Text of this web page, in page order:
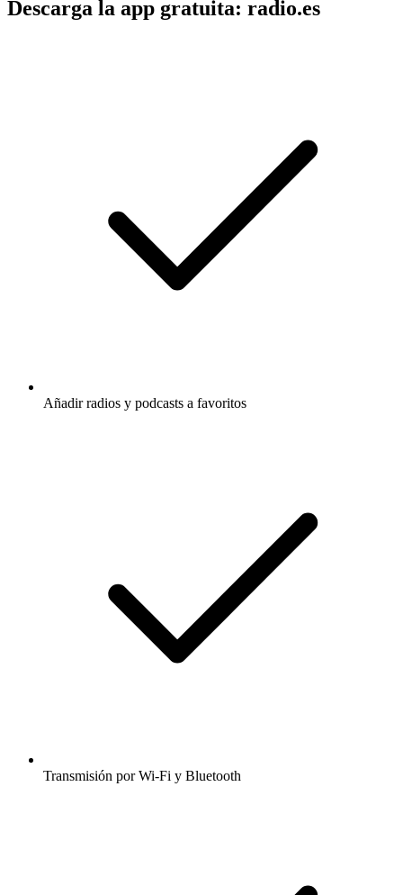
Descarga la app gratuita: radio.es
Añadir radios y podcasts a favoritos
Transmisión por Wi-Fi y Bluetooth